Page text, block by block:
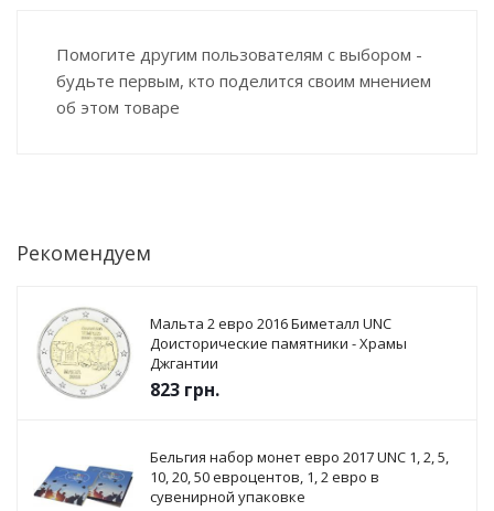
Помогите другим пользователям с выбором -
будьте первым, кто поделится своим мнением
об этом товаре
Рекомендуем
Мальта 2 евро 2016 Биметалл UNC
Доисторические памятники - Храмы
Джгантии
823 грн.
Бельгия набор монет евро 2017 UNC 1, 2, 5,
10, 20, 50 евроцентов, 1, 2 евро в
сувенирной упаковке